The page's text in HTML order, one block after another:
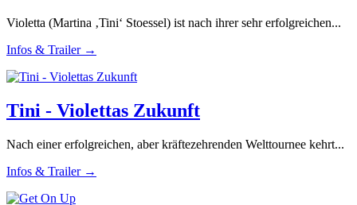
Violetta (Martina ‚Tini‘ Stoessel) ist nach ihrer sehr erfolgreichen...
Infos & Trailer →
Tini - Violettas Zukunft
Nach einer erfolgreichen, aber kräftezehrenden Welttournee kehrt...
Infos & Trailer →